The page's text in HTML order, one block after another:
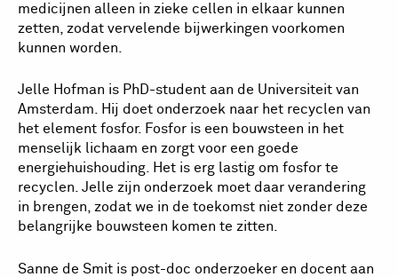
medicijnen alleen in zieke cellen in elkaar kunnen
zetten, zodat vervelende bijwerkingen voorkomen
kunnen worden.
Jelle Hofman is PhD-student aan de Universiteit van
Amsterdam. Hij doet onderzoek naar het recyclen van
het element fosfor. Fosfor is een bouwsteen in het
menselijk lichaam en zorgt voor een goede
energiehuishouding. Het is erg lastig om fosfor te
recyclen. Jelle zijn onderzoek moet daar verandering
in brengen, zodat we in de toekomst niet zonder deze
belangrijke bouwsteen komen te zitten.
Sanne de Smit is post-doc onderzoeker en docent aan